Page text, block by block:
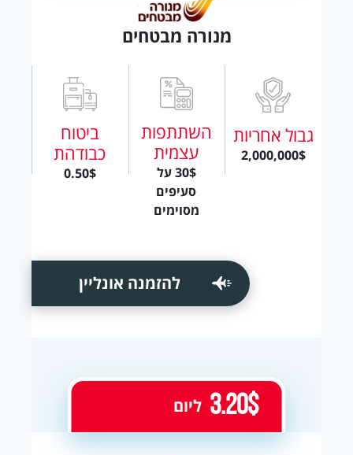
מנורה מבטחים
גבול אחריות
2,000,000$
השתתפות
עצמית
30$ על
סעיפים
מסוימים
ביטוח
כבודהת
0.50$
להזמנה אונליין
3.20$ ליום